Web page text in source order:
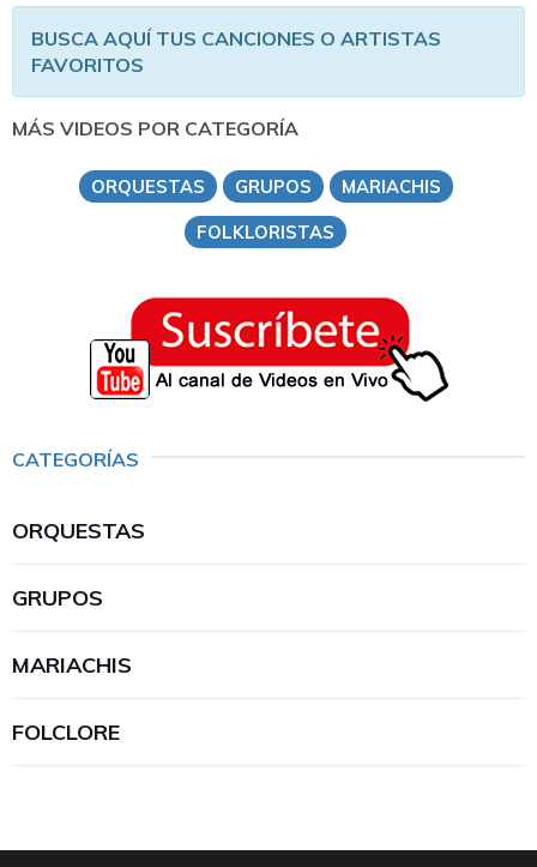
BUSCA AQUÍ TUS CANCIONES O ARTISTAS
FAVORITOS
MÁS VIDEOS POR CATEGORÍA
ORQUESTAS GRUPOS
MARIACHIS
FOLKLORISTAS
CATEGORÍAS
ORQUESTAS
GRUPOS
MARIACHIS
FOLCLORE